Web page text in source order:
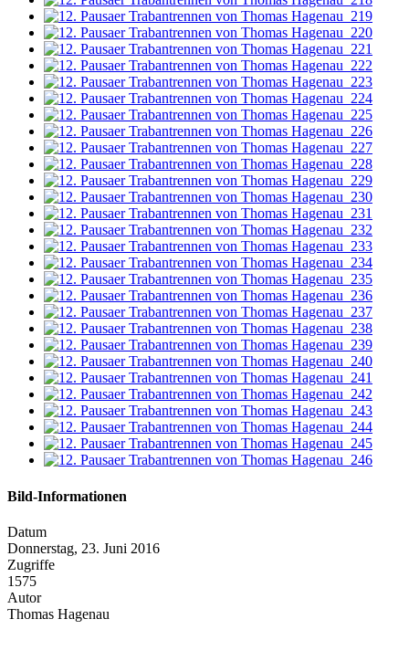
Bild-Informationen
Datum
Donnerstag, 23. Juni 2016
Zugriffe
1575
Autor
Thomas Hagenau